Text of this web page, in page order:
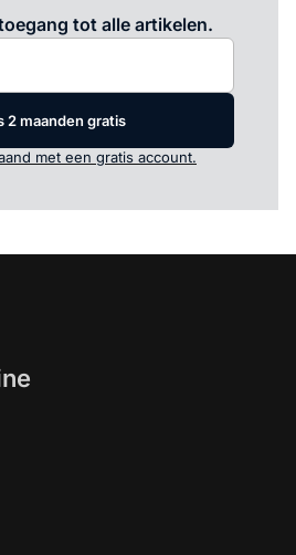
tot alle artikelen.
2 maanden gratis
met een gratis account.